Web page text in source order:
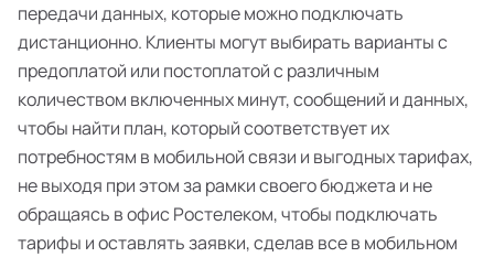
передачи данных, которые можно подключать
дистанционно. Клиенты могут выбирать варианты с
предоплатой или постоплатой с различным
количеством включенных минут, сообщений и данных,
чтобы найти план, который соответствует их
потребностям в мобильной связи и выгодных тарифах,
не выходя при этом за рамки своего бюджета и не
обращаясь в офис Ростелеком, чтобы подключать
тарифы и оставлять заявки, сделав все в мобильном